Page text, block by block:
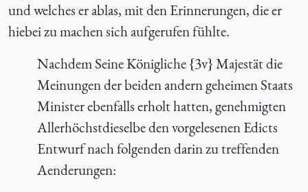
und welches er ablas, mit den Erinnerungen, die er
hiebei zu machen sich aufgerufen fühlte.
Nachdem Seine Königliche {3v} Majestät die
Meinungen der beiden andern geheimen Staats
Minister ebenfalls erholt hatten, genehmigten
Allerhöchstdieselbe den vorgelesenen Edicts
Entwurf nach folgenden darin zu treffenden
Aenderungen: